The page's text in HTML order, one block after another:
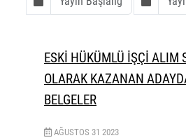
ESKİ HÜKÜMLÜ İŞÇİ ALIM
OLARAK KAZANAN
BELGELER
AĞUSTOS 31 2023